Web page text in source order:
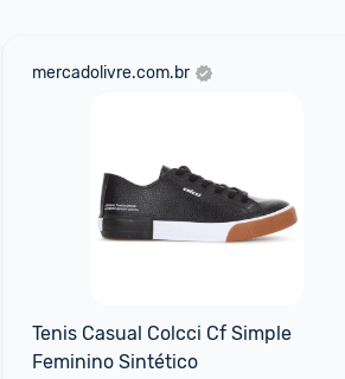
mercadolivre.com.br
Tenis Casual Colcci Cf Simple
Feminino Sintético